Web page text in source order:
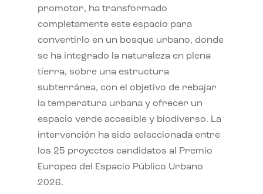
promotor, ha transformado
completamente este espacio para
convertirlo en un bosque urbano, donde
se ha integrado la naturaleza en plena
tierra, sobre una estructura
subterránea, con el objetivo de rebajar
la temperatura urbana y ofrecer un
espacio verde accesible y biodiverso. La
intervención ha sido seleccionada entre
los 25 proyectos candidatos al Premio
Europeo del Espacio Público Urbano
2026.